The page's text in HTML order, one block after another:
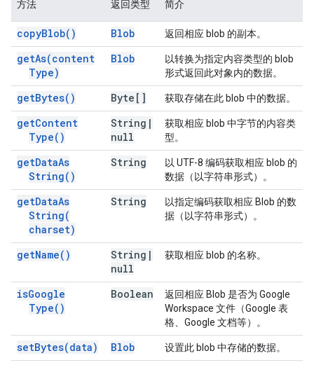
方法 返回类型 简介
copyBlob( ) Blob 返回相应 blob 的副本。
getAs(content
Type)
Blob
以转换为指定内容类型的 blob
形式返回此对象内的数据。
getBytes( ) Byte[] 获取存储在此 blob 中的数据。
getContent
Type( )
String |
null
获取相应 blob 中字节的内容类
型。
getDataAs
String( )
String
以 UTF-8 编码获取相应 blob 的
数据（以字符串形式）。
getDataAs
String(
charset)
String
以指定编码获取相应 Blob 的数
据（以字符串形式）。
getName( ) String |
null
获取相应 blob 的名称。
isGoogle
Type( )
Boolean
返回相应 Blob 是否为 Google
Workspace 文件（Google 表
格、Google 文档等）。
setBytes(data) Blob 设置此 blob 中存储的数据。